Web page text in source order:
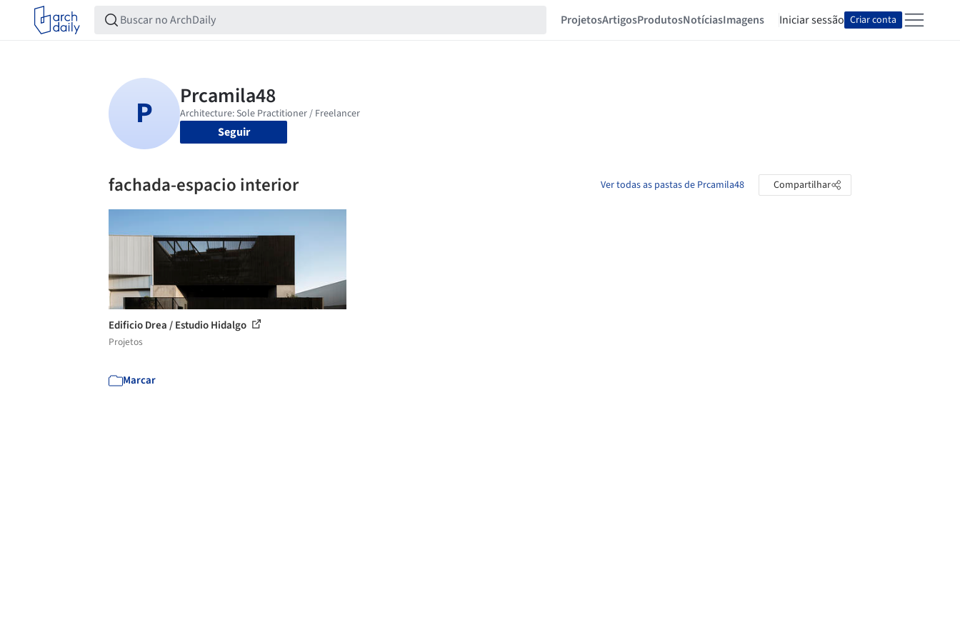
ProjetosArtigosProdutosNotíciasImagens Iniciar sessão Criar conta
Seguir
fachada-espacio interior Ver todas as pastas de Prcamila48 Compartilhar
Edificio Drea / Estudio Hidalgo
Projetos
Marcar